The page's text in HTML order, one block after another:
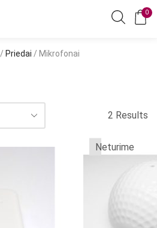
0
/ Priedai / Mikrofonai
2 Results
Neturime